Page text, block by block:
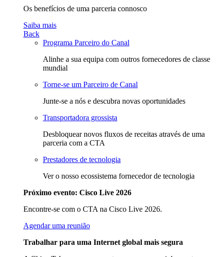
Os benefícios de uma parceria connosco
Saiba mais
Back
Programa Parceiro do Canal
Alinhe a sua equipa com outros fornecedores de classe
mundial
Torne-se um Parceiro de Canal
Junte-se a nós e descubra novas oportunidades
Transportadora grossista
Desbloquear novos fluxos de receitas através de uma
parceria com a CTA
Prestadores de tecnologia
Ver o nosso ecossistema fornecedor de tecnologia
Próximo evento: Cisco Live 2026
Encontre-se com o CTA na Cisco Live 2026.
Agendar uma reunião
Trabalhar para uma Internet global mais segura